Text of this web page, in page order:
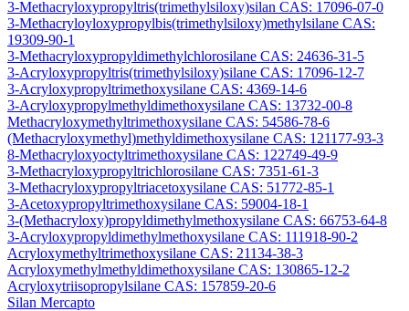
3-Methacryloxypropyltris(trimethylsiloxy)silan CAS: 17096-07-0
3-Methacryloyloxypropylbis(trimethylsiloxy)methylsilane CAS:
19309-90-1
3-Methacryloxypropyldimethylchlorosilane CAS: 24636-31-5
3-Acryloxypropyltris(trimethylsiloxy)silane CAS: 17096-12-7
3-Acryloxypropyltrimethoxysilane CAS: 4369-14-6
3-Acryloxypropylmethyldimethoxysilane CAS: 13732-00-8
Methacryloxymethyltrimethoxysilane CAS: 54586-78-6
(Methacryloxymethyl)methyldimethoxysilane CAS: 121177-93-3
8-Methacryloxyoctyltrimethoxysilane CAS: 122749-49-9
3-Methacryloxypropyltrichlorosilane CAS: 7351-61-3
3-Methacryloxypropyltriacetoxysilane CAS: 51772-85-1
3-Acetoxypropyltrimethoxysilane CAS: 59004-18-1
3-(Methacryloxy)propyldimethylmethoxysilane CAS: 66753-64-8
3-Acryloxypropyldimethylmethoxysilane CAS: 111918-90-2
Acryloxymethyltrimethoxysilane CAS: 21134-38-3
Acryloxymethylmethyldimethoxysilane CAS: 130865-12-2
Acryloxytriisopropylsilane CAS: 157859-20-6
Silan Mercapto